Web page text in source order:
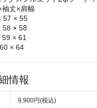
袖丈×肩幅
× 55
× 58
× 61
× 64
情報
9,900円(税込)